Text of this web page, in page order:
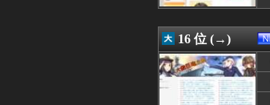
16 位 (→)